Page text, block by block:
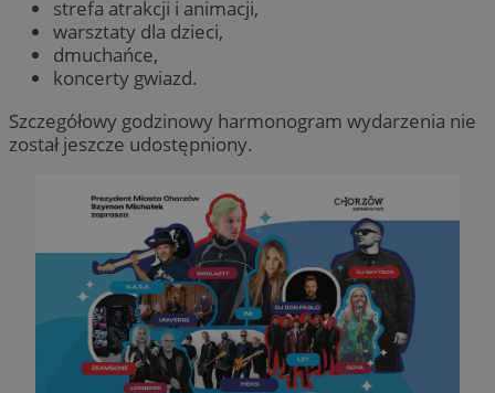
strefa atrakcji i animacji,
warsztaty dla dzieci,
dmuchańce,
koncerty gwiazd.
Szczegółowy godzinowy harmonogram wydarzenia nie
został jeszcze udostępniony.